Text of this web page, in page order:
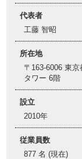
代表者
工藤 智昭
所在地
〒163-6006 東
タワー 6階
設立
2010年
従業員数
877 名 (現在)